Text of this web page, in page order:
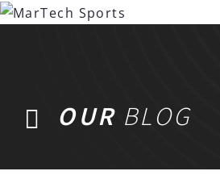
OUR BLOG